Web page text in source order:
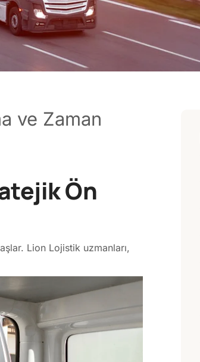
ve Zaman
Ön
Lion Lojistik uzmanları,